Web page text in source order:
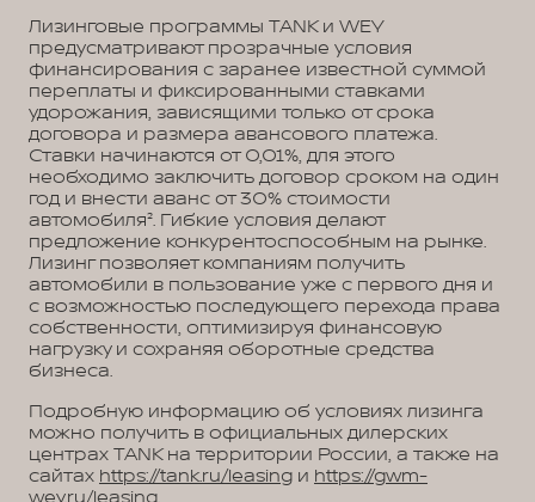
Лизинговые программы TANK и WEY
предусматривают прозрачные условия
финансирования с заранее известной суммой
переплаты и фиксированными ставками
удорожания, зависящими только от срока
договора и размера авансового платежа.
Ставки начинаются от 0,01%, для этого
необходимо заключить договор сроком на один
год и внести аванс от 30% стоимости
автомобиля². Гибкие условия делают
предложение конкурентоспособным на рынке.
Лизинг позволяет компаниям получить
автомобили в пользование уже с первого дня и
с возможностью последующего перехода права
собственности, оптимизируя финансовую
нагрузку и сохраняя оборотные средства
бизнеса.
Подробную информацию об условиях лизинга
можно получить в официальных дилерских
центрах TANK на территории России, а также на
сайтах https://tank.ru/leasing и https://gwm-